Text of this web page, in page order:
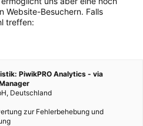
1 BEITRAG
Website-Besuchern. Falls
treffen:
PiwikPRO Analytics - via
Deutschland
zur Fehlerbehebung und